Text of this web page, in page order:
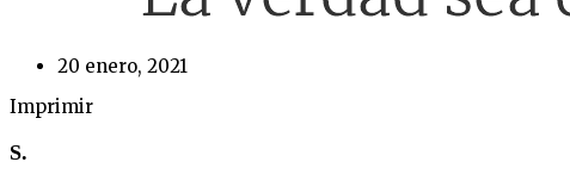
20 enero, 2021
Imprimir
S.